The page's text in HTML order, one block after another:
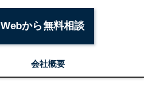
Webから無料相談
会社概要